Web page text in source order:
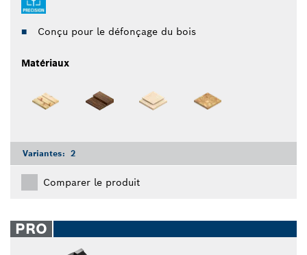
Conçu pour le défonçage du bois
Matériaux
Variantes: 2
Comparer le produit
PRO